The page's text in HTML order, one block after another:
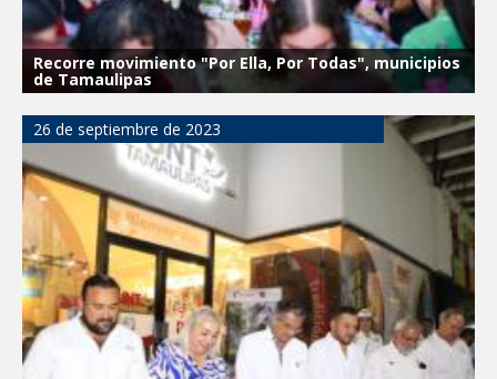
Recorre movimiento "Por Ella, Por Todas", municipios
de Tamaulipas
26 de septiembre de 2023